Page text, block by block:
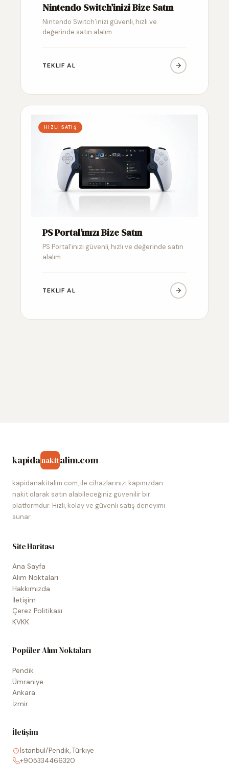
Nintendo Switch’inizi Bize Satın
Nintendo Switch’inizi güvenli, hızlı ve
değerinde satın alalım
TEKLIF AL
HIZLI SATIŞ
PS Portal’ınızı Bize Satın
PS Portal’ınızı güvenli, hızlı ve değerinde satın
alalım
TEKLIF AL
kapidanakitalim.com
kapidanakitalim.com, ile cihazlarınızı kapınızdan
nakit olarak satın alabileceğiniz güvenilir bir
platformdur. Hızlı, kolay ve güvenli satış deneyimi
sunar.
Site Haritası
Ana Sayfa
Alım Noktaları
Hakkımızda
İletişim
Çerez Politikası
KVKK
Popüler Alım Noktaları
Pendik
Ümraniye
Ankara
İzmir
İletişim
İstanbul/Pendik, Türkiye
+905334466320